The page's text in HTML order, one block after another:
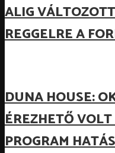
ALIG
REGGELRE A
DUNA HOUSE:
ÉREZHETŐ
PROGRAM